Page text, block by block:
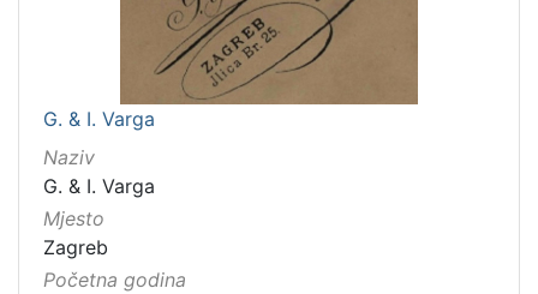
G. & I. Varga
Naziv
G. & I. Varga
Mjesto
Zagreb
Početna godina